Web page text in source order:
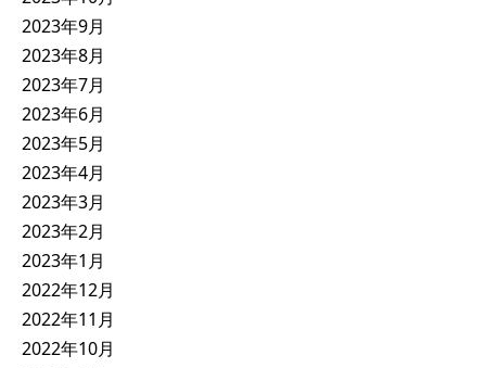
2023年9月
2023年8月
2023年7月
2023年6月
2023年5月
2023年4月
2023年3月
2023年2月
2023年1月
2022年12月
2022年11月
2022年10月